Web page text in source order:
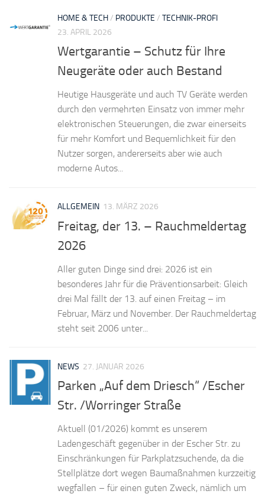
HOME & TECH/ PRODUKTE / TECHNIK-PROFI
23. APRIL 2026
Wertgarantie – Schutz für Ihre
Neugeräte oder auch Bestand
Heutige Hausgeräte und auch TV Geräte werden
durch den vermehrten Einsatz von immer mehr
elektronischen Steuerungen, die zwar einerseits
für mehr Komfort und Bequemlichkeit für den
Nutzer sorgen, andererseits aber wie auch
moderne Autos...
ALLGEMEIN 13. MÄRZ 2026
Freitag, der 13. – Rauchmeldertag
2026
Aller guten Dinge sind drei: 2026 ist ein
besonderes Jahr für die Präventionsarbeit: Gleich
drei Mal fällt der 13. auf einen Freitag – im
Februar, März und November. Der Rauchmeldertag
steht seit 2006 unter...
NEWS 27. JANUAR 2026
Parken „Auf dem Driesch“ /Escher
Str. /Worringer Straße
Aktuell (01/2026) kommt es unserem
Ladengeschäft gegenüber in der Escher Str. zu
Einschränkungen für Parkplatzsuchende, da die
Stellplätze dort wegen Baumaßnahmen kurzzeitig
wegfallen – für einen guten Zweck, nämlich um